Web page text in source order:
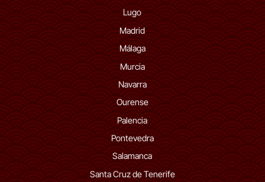
Lugo
Madrid
Málaga
Murcia
Navarra
Ourense
Palencia
Pontevedra
Salamanca
Santa Cruz de Tenerife